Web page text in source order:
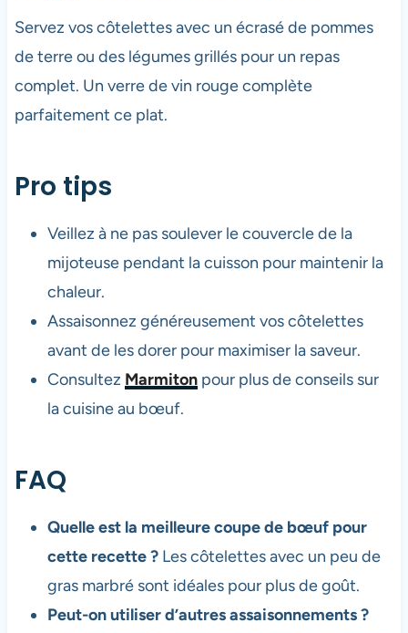
Servez vos côtelettes avec un écrasé de pommes
de terre ou des légumes grillés pour un repas
complet. Un verre de vin rouge complète
parfaitement ce plat.
Pro tips
Veillez à ne pas soulever le couvercle de la
mijoteuse pendant la cuisson pour maintenir la
chaleur.
Assaisonnez généreusement vos côtelettes
avant de les dorer pour maximiser la saveur.
Consultez Marmitonpour plus de conseils sur
la cuisine au bœuf.
FAQ
Quelle est la meilleure coupe de bœuf pour
cette recette ?Les côtelettes avec un peu de
gras marbré sont idéales pour plus de goût.
Peut-on utiliser d’autres assaisonnements ?